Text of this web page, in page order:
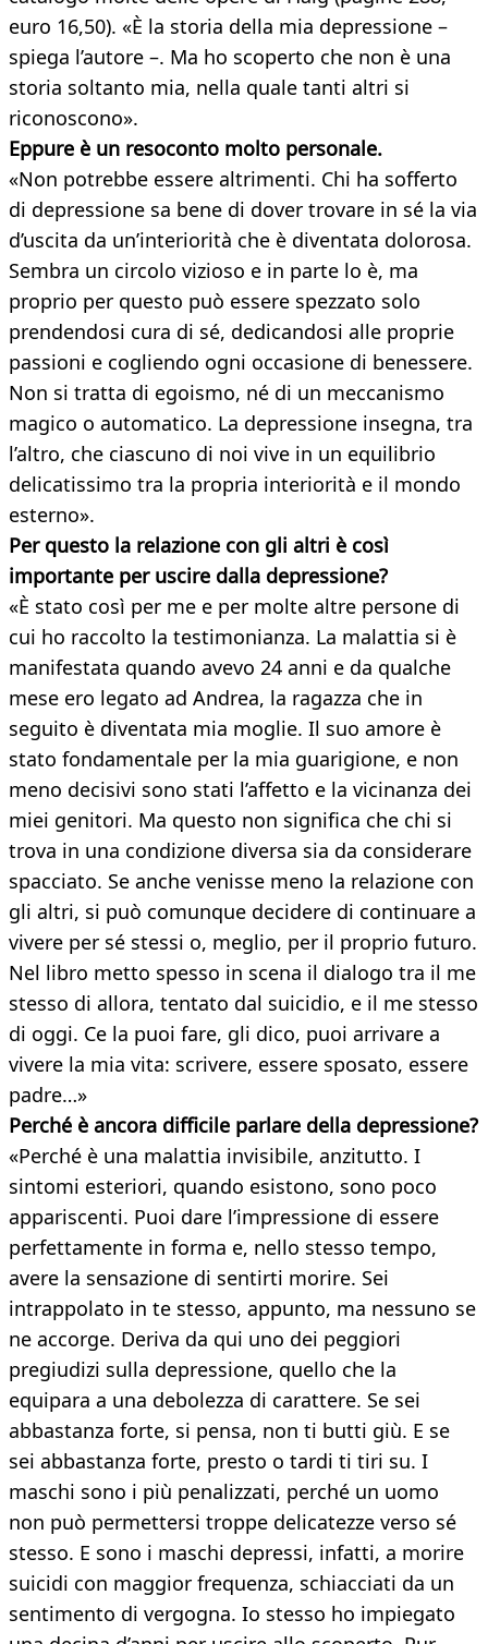
euro 16,50). «È la storia della mia depressione –
spiega l’autore –. Ma ho scoperto che non è una
storia soltanto mia, nella quale tanti altri si
riconoscono».
Eppure è un resoconto molto personale.
«Non potrebbe essere altrimenti. Chi ha sofferto
di depressione sa bene di dover trovare in sé la via
d’uscita da un’interiorità che è diventata dolorosa.
Sembra un circolo vizioso e in parte lo è, ma
proprio per questo può essere spezzato solo
prendendosi cura di sé, dedicandosi alle proprie
passioni e cogliendo ogni occasione di benessere.
Non si tratta di egoismo, né di un meccanismo
magico o automatico. La depressione insegna, tra
l’altro, che ciascuno di noi vive in un equilibrio
delicatissimo tra la propria interiorità e il mondo
esterno».
Per questo la relazione con gli altri è così
importante per uscire dalla depressione?
«È stato così per me e per molte altre persone di
cui ho raccolto la testimonianza. La malattia si è
manifestata quando avevo 24 anni e da qualche
mese ero legato ad Andrea, la ragazza che in
seguito è diventata mia moglie. Il suo amore è
stato fondamentale per la mia guarigione, e non
meno decisivi sono stati l’affetto e la vicinanza dei
miei genitori. Ma questo non significa che chi si
trova in una condizione diversa sia da considerare
spacciato. Se anche venisse meno la relazione con
gli altri, si può comunque decidere di continuare a
vivere per sé stessi o, meglio, per il proprio futuro.
Nel libro metto spesso in scena il dialogo tra il me
stesso di allora, tentato dal suicidio, e il me stesso
di oggi. Ce la puoi fare, gli dico, puoi arrivare a
vivere la mia vita: scrivere, essere sposato, essere
padre…»
Perché è ancora difficile parlare della depressione?
«Perché è una malattia invisibile, anzitutto. I
sintomi esteriori, quando esistono, sono poco
appariscenti. Puoi dare l’impressione di essere
perfettamente in forma e, nello stesso tempo,
avere la sensazione di sentirti morire. Sei
intrappolato in te stesso, appunto, ma nessuno se
ne accorge. Deriva da qui uno dei peggiori
pregiudizi sulla depressione, quello che la
equipara a una debolezza di carattere. Se sei
abbastanza forte, si pensa, non ti butti giù. E se
sei abbastanza forte, presto o tardi ti tiri su. I
maschi sono i più penalizzati, perché un uomo
non può permettersi troppe delicatezze verso sé
stesso. E sono i maschi depressi, infatti, a morire
suicidi con maggior frequenza, schiacciati da un
sentimento di vergogna. Io stesso ho impiegato